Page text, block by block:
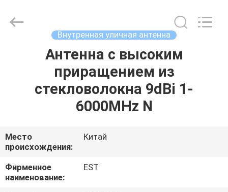
ПРОДУКТЫ
О
НАС
ELECTRONICS(HK)
CO.,LTD.
Внутренная уличная антенна
Антенна с высоким
приращением из
стекловолокна 9dBi 1-
6000MHz N
Место
происхождения:
Китай
Фирменное
наименование:
EST